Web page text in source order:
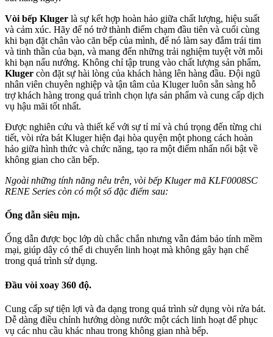
Vòi bếp Kluger là sự kết hợp hoàn hảo giữa chất lượng, hiệu suất
và cảm xúc. Hãy để nó trở thành điểm chạm đầu tiên và cuối cùng
khi bạn đặt chân vào căn bếp của mình, để nó làm say đắm trái tim
và tinh thần của bạn, và mang đến những trải nghiệm tuyệt vời mỗi
khi bạn nấu nướng. Không chỉ tập trung vào chất lượng sản phẩm,
Kluger còn đặt sự hài lòng của khách hàng lên hàng đầu. Đội ngũ
nhân viên chuyên nghiệp và tận tâm của Kluger luôn sẵn sàng hỗ
trợ khách hàng trong quá trình chọn lựa sản phẩm và cung cấp dịch
vụ hậu mãi tốt nhất.
Được nghiên cứu và thiết kế với sự tỉ mỉ và chú trọng đến từng chi
tiết, vòi rửa bát Kluger hiện đại hòa quyện một phong cách hoàn
hảo giữa hình thức và chức năng, tạo ra một điểm nhấn nổi bật về
không gian cho căn bếp.
Ngoài những tính năng nêu trên, vòi bếp Kluger mã KLF0008SC
RENE Series còn có một số đặc điểm sau:
Ống dẫn siêu mịn.
Ống dẫn được bọc lớp dù chắc chắn nhưng vẫn đảm bảo tính mềm
mại, giúp dây có thể di chuyển linh hoạt mà không gây hạn chế
trong quá trình sử dụng.
Đầu vòi xoay 360 độ.
Cung cấp sự tiện lợi và đa dạng trong quá trình sử dụng vòi rửa bát.
Dễ dàng điều chỉnh hướng dòng nước một cách linh hoạt để phục
vụ các nhu cầu khác nhau trong không gian nhà bếp.